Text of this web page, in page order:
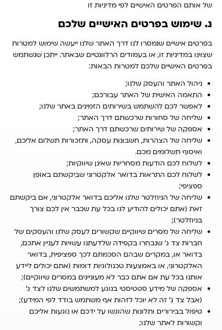
של אותם הפרטים האישיים לפי מדיניות זו
ג. שימוש בפרטים האישיים שלכם
בפרטים אישיים שנמסרו לנו דרך האתר שלנו ייעשה שימוש למטרות
שצוינו במדיניות זו, או בעמודים הרלוונטיים שבאתר. ייתכן שנשתמש
בפרטים האישיים שלכם למטרות הבאות:
ניהול האתר והעסק שלנו;
התאמה האישית של האתר עבורכם;
לאפשר לכם להשתמש בשירותים הזמינים באתר שלנו;
שליחה של סחורות שרכשתם דרך האתר;
אספקה של שירותים שרכשתם דרך האתר;
שליחה של הצהרות, חשבונות עסקה, ותזכורות תשלום אליכם,
ואיסוף תשלומים מכם.
לשלוח לכם הודעות מסחריות שאינן שיווקיות;
לשלוח לכם התראות בדואר אלקטרוני שביקשתם באופן
ספציפי;
שליחה של הניוזלטר שלנו אליכם בדואר אלקטרוני, אם ביקשתם
זאת (אתם יכולים להודיע לנו בכל עת שכבר אין לכם צורך
בניוזלטר);
שליחה של מסרים שיווקיים שקשורים לעסק שלנו והעסקים של
חברות צד ג’ שנבחרו בקפידה שלדעתנו עשויות לעניין אתכם,
בדואר או, במקרים שבהם הסכמתם לכך ספציפית, בדואר
האלקטרוני, או באמצעות טכנולוגיות דומות (אתם יכולים ליידע
אותנו בכל עת אם אתם כבר לא מעוניינים במסרים שיווקיים);
אספקה של מידע סטטיסטי בנוגע למשתמשים שלנו לצד ג’
(אבל צד ג’ זה לא יוכל לזהות אף משתמש בודד לפי המידע);
טיפול בבירורים ותלונות שהוגשו על ידכם או נוגעות אליכם
וקשורות לאתר שלנו;